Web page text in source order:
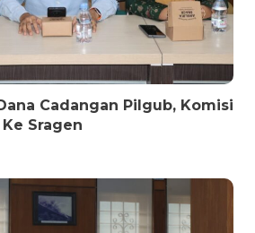
Cadangan Pilgub, Komisi
Sragen